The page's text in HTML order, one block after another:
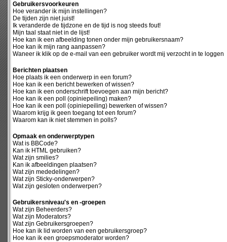
Gebruikersvoorkeuren
Hoe verander ik mijn instellingen?
De tijden zijn niet juist!
Ik veranderde de tijdzone en de tijd is nog steeds fout!
Mijn taal staat niet in de lijst!
Hoe kan ik een afbeelding tonen onder mijn gebruikersnaam?
Hoe kan ik mijn rang aanpassen?
Waneer ik klik op de e-mail van een gebruiker wordt mij verzocht in te loggen
Berichten plaatsen
Hoe plaats ik een onderwerp in een forum?
Hoe kan ik een bericht bewerken of wissen?
Hoe kan ik een onderschrift toevoegen aan mijn bericht?
Hoe kan ik een poll (opiniepeiling) maken?
Hoe kan ik een poll (opiniepeiling) bewerken of wissen?
Waarom krijg ik geen toegang tot een forum?
Waarom kan ik niet stemmen in polls?
Opmaak en onderwerptypen
Wat is BBCode?
Kan ik HTML gebruiken?
Wat zijn smilies?
Kan ik afbeeldingen plaatsen?
Wat zijn mededelingen?
Wat zijn Sticky-onderwerpen?
Wat zijn gesloten onderwerpen?
Gebruikersniveau's en -groepen
Wat zijn Beheerders?
Wat zijn Moderators?
Wat zijn Gebruikersgroepen?
Hoe kan ik lid worden van een gebruikersgroep?
Hoe kan ik een groepsmoderator worden?